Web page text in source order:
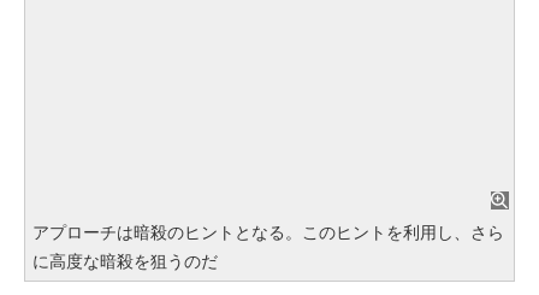
アプローチは暗殺のヒントとなる。このヒントを利用し、さら
に高度な暗殺を狙うのだ